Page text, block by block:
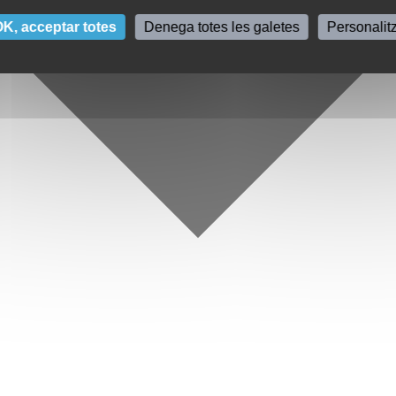
acceptar totes Denega totes les galetes